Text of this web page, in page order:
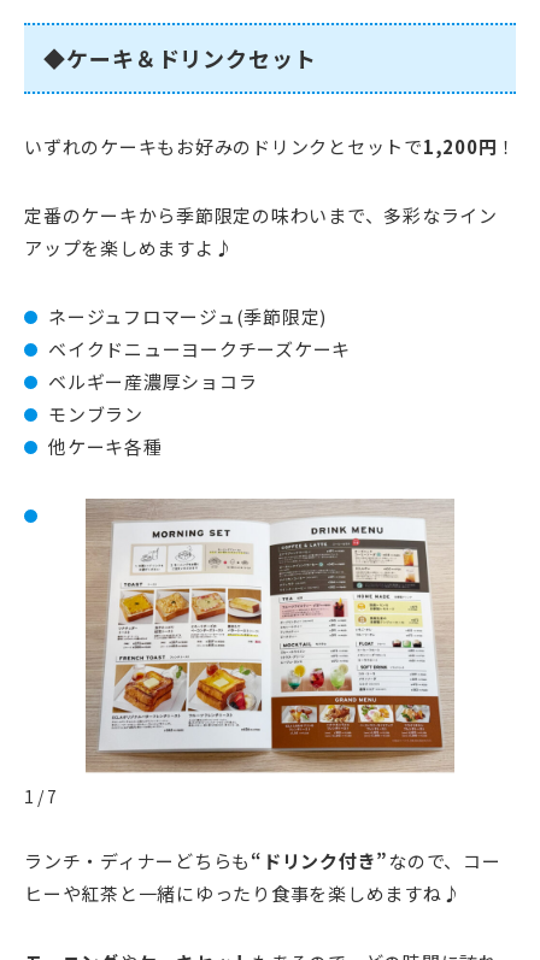
◆ケーキ＆ドリンクセット
いずれのケーキもお好みのドリンクとセットで1,200円 ！
定番のケーキから季節限定の味わいまで、多彩なライン
アップを楽しめますよ♪
ネージュフロマージュ(季節限定)
ベイクドニューヨークチーズケーキ
ベルギー産濃厚ショコラ
モンブラン
他ケーキ各種
1 / 7
ランチ・ディナーどちらも“ドリンク付き”なので、コー
ヒーや紅茶と一緒にゆったり食事を楽しめますね♪